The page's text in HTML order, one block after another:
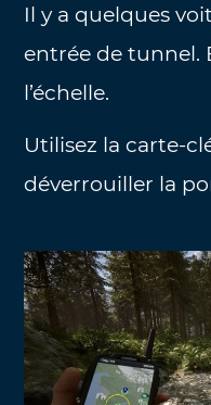
Il y a quelques
entrée de tunnel.
l’échelle.
Utilisez la carte-
déverrouiller la